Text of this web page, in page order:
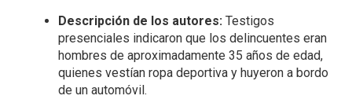
Descripción de los autores:Testigos
presenciales indicaron que los delincuentes eran
hombres de aproximadamente 35 años de edad,
quienes vestían ropa deportiva y huyeron a bordo
de un automóvil.